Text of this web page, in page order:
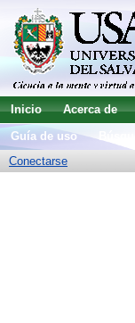
Inicio Acerca de
Guía de uso
Conectarse